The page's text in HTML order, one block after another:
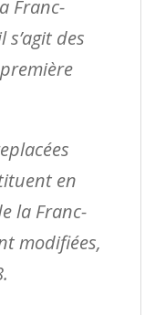
Franc-
des
en
la Franc-
modifiées,